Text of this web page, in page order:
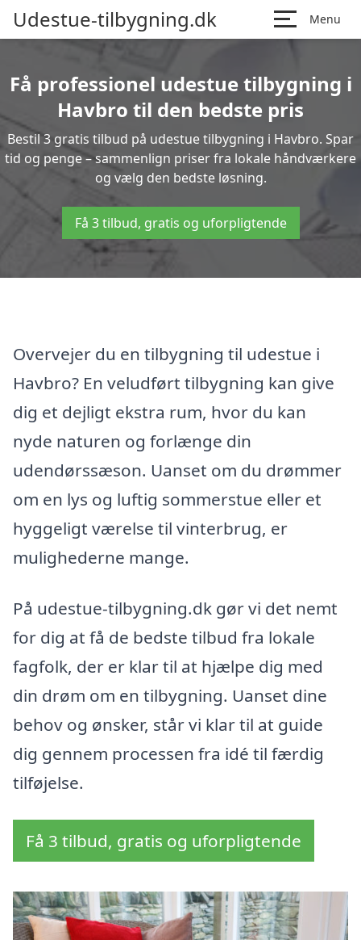
Udestue-tilbygning.dk Menu
Få professionel udestue tilbygning i
Havbro til den bedste pris
Bestil 3 gratis tilbud på udestue tilbygning i Havbro. Spar
tid og penge – sammenlign priser fra lokale håndværkere
og vælg den bedste løsning.
Få 3 tilbud, gratis og uforpligtende
Overvejer du en tilbygning til udestue i
Havbro? En veludført tilbygning kan give
dig et dejligt ekstra rum, hvor du kan
nyde naturen og forlænge din
udendørssæson. Uanset om du drømmer
om en lys og luftig sommerstue eller et
hyggeligt værelse til vinterbrug, er
mulighederne mange.
På udestue-tilbygning.dk gør vi det nemt
for dig at få de bedste tilbud fra lokale
fagfolk, der er klar til at hjælpe dig med
din drøm om en tilbygning. Uanset dine
behov og ønsker, står vi klar til at guide
dig gennem processen fra idé til færdig
tilføjelse.
Få 3 tilbud, gratis og uforpligtende